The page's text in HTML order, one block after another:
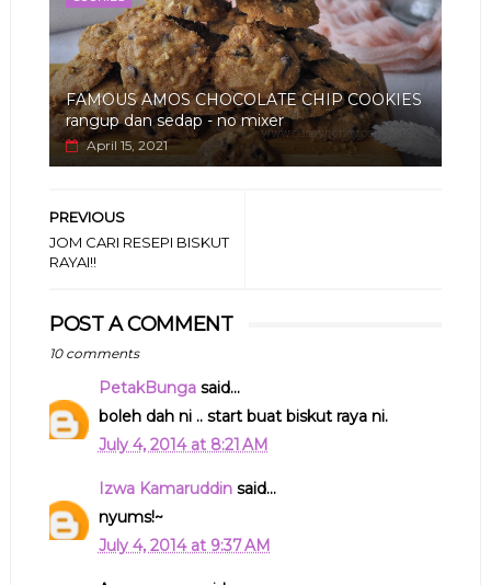
FAMOUS AMOS CHOCOLATE CHIP COOKIES
rangup dan sedap - no mixer
April 15, 2021
PREVIOUS
JOM CARI RESEPI BISKUT
RAYAI!!
POST A COMMENT
10 comments
PetakBungasaid...
boleh dah ni .. start buat biskut raya ni.
July 4, 2014 at 8:21 AM
Izwa Kamaruddinsaid...
nyums!~
July 4, 2014 at 9:37 AM